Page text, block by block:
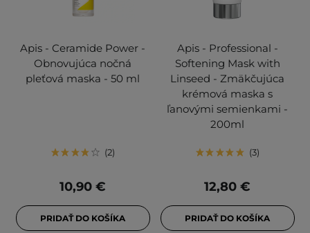
Apis - Ceramide Power -
Obnovujúca nočná
pleťová maska - 50 ml
2
10,90 €
PRIDAŤ DO KOŠÍKA
Apis - Professional -
Softening Mask with
Linseed - Zmäkčujúca
krémová maska s
ľanovými semienkami -
200ml
3
12,80 €
PRIDAŤ DO KOŠÍKA